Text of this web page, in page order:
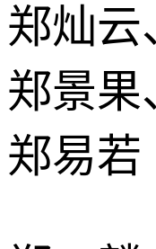
郑灿云
郑景果
郑易若